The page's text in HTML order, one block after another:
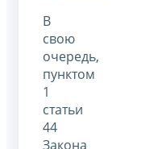
В
свою
очередь,
пунктом
1
статьи
44
Закона